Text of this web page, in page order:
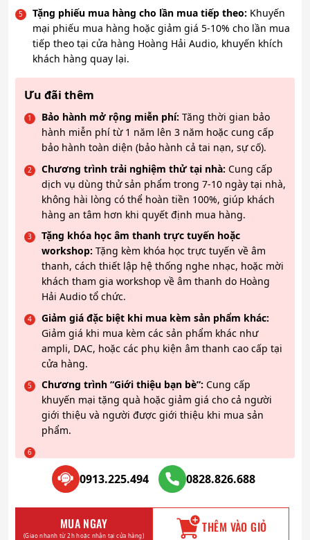
Tặng phiếu mua hàng cho lần mua tiếp theo: Khuyến
mại phiếu mua hàng hoặc giảm giá 5-10% cho lần mua
tiếp theo tại cửa hàng Hoàng Hải Audio, khuyến khích
khách hàng quay lại.
Ưu đãi thêm
Bảo hành mở rộng miễn phí: Tăng thời gian bảo
hành miễn phí từ 1 năm lên 3 năm hoặc cung cấp
bảo hành toàn diện (bảo hành cả tai nạn, sự cố).
Chương trình trải nghiệm thử tại nhà: Cung cấp
dịch vụ dùng thử sản phẩm trong 7-10 ngày tại nhà,
không hài lòng có thể hoàn tiền 100%, giúp khách
hàng an tâm hơn khi quyết định mua hàng.
Tặng khóa học âm thanh trực tuyến hoặc
workshop: Tặng kèm khóa học trực tuyến về âm
thanh, cách thiết lập hệ thống nghe nhạc, hoặc mời
khách tham gia workshop về âm thanh do Hoàng
Hải Audio tổ chức.
Giảm giá đặc biệt khi mua kèm sản phẩm khác:
Giảm giá khi mua kèm các sản phẩm khác như
ampli, DAC, hoặc các phụ kiện âm thanh cao cấp tại
cửa hàng.
Chương trình “Giới thiệu bạn bè”: Cung cấp
khuyến mại tặng quà hoặc giảm giá cho cả người
giới thiệu và người được giới thiệu khi mua sản
phẩm.
0913.225.494 0828.826.688
MUA NGAY
(Giao nhanh từ 2h hoặc nhận tại cửa hàng) THÊM VÀO GIỎ